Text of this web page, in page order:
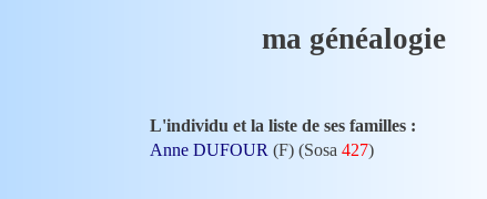
ma généalogie
L'individu et la liste de ses familles :
Anne DUFOUR (F) (Sosa 427)